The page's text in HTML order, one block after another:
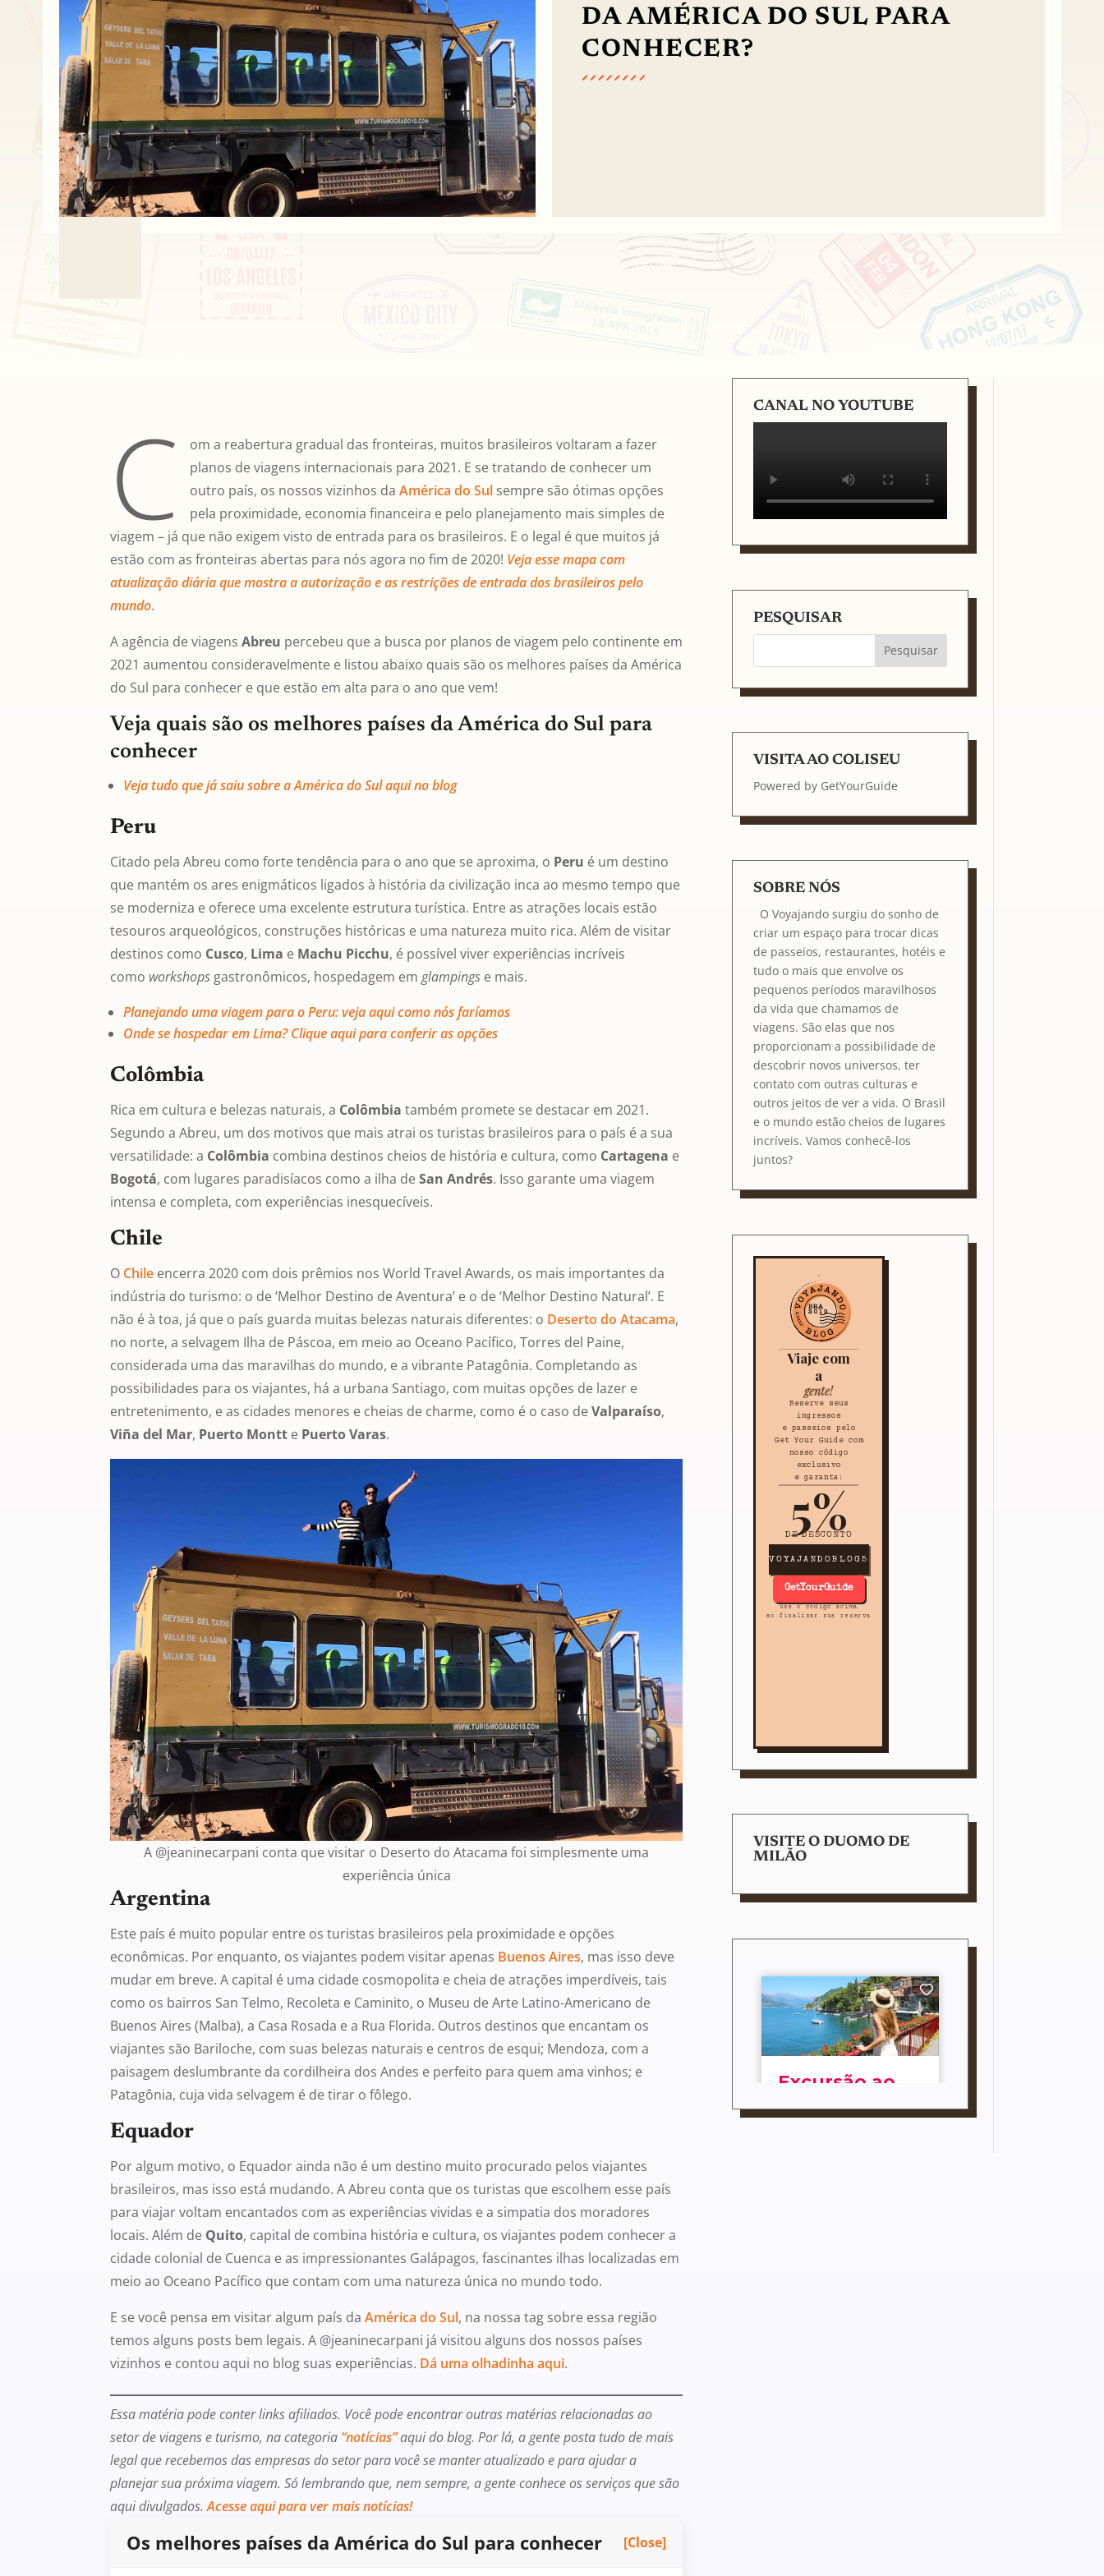
DA AMÉRICA DO SUL PARA
CONHECER?
C
om a reabertura gradual das fronteiras, muitos brasileiros voltaram a fazer
planos de viagens internacionais para 2021. E se tratando de conhecer um
outro país, os nossos vizinhos da América do Sulsempre são ótimas opções
pela proximidade, economia financeira e pelo planejamento mais simples de
viagem – já que não exigem visto de entrada para os brasileiros. E o legal é que muitos já
estão com as fronteiras abertas para nós agora no fim de 2020! Veja esse mapa com
atualização diária que mostra a autorização e as restrições de entrada dos brasileiros pelo
mundo.
A agência de viagensAbreu percebeu que a busca por planos de viagem pelo continente em
2021 aumentou consideravelmente e listou abaixo quais são os melhores países da América
do Sul para conhecer e que estão em alta para o ano que vem!
Veja quais são os melhores países da América do Sul para
conhecer
Veja tudo que já saiu sobre a América do Sul aqui no blog
Peru
Citado pela Abreu como forte tendência para o ano que se aproxima, o Peru é um destino
que mantém os ares enigmáticos ligados à história da civilização inca ao mesmo tempo que
se moderniza e oferece uma excelente estrutura turística. Entre as atrações locais estão
tesouros arqueológicos, construções históricas e uma natureza muito rica. Além de visitar
destinos como Cusco, Lima e Machu Picchu, é possível viver experiências incríveis
como workshopsgastronômicos, hospedagem emglampings e mais.
Planejando uma viagem para o Peru: veja aqui como nós faríamos
Onde se hospedar em Lima? Clique aqui para conferir as opções
Colômbia
Rica em cultura e belezas naturais, a Colômbia também promete se destacar em 2021.
Segundo a Abreu, um dos motivos que mais atrai os turistas brasileiros para o país é a sua
versatilidade: a Colômbia combina destinos cheios de história e cultura, como Cartagena e
Bogotá, com lugares paradisíacos como a ilha deSan Andrés. Isso garante uma viagem
intensa e completa, com experiências inesquecíveis.
Chile
O Chile encerra 2020 com dois prêmios nos World Travel Awards, os mais importantes da
indústria do turismo: o de ‘Melhor Destino de Aventura’ e o de ‘Melhor Destino Natural’. E
não é à toa, já que o país guarda muitas belezas naturais diferentes: o Deserto do Atacama,
no norte, a selvagem Ilha de Páscoa, em meio ao Oceano Pacífico, Torres del Paine,
considerada uma das maravilhas do mundo, e a vibrante Patagônia. Completando as
possibilidades para os viajantes, há a urbana Santiago, com muitas opções de lazer e
entretenimento, e as cidades menores e cheias de charme, como é o caso deValparaíso,
Viña del Mar, Puerto Montt e Puerto Varas.
A @jeaninecarpani conta que visitar o Deserto do Atacama foi simplesmente uma
experiência única
Argentina
Este país é muito popular entre os turistas brasileiros pela proximidade e opções
econômicas. Por enquanto, os viajantes podem visitar apenas Buenos Aires, mas isso deve
mudar em breve. A capital é uma cidade cosmopolita e cheia de atrações imperdíveis, tais
como os bairros San Telmo, Recoleta e Caminito, o Museu de Arte Latino-Americano de
Buenos Aires (Malba), a Casa Rosada e a Rua Florida. Outros destinos que encantam os
viajantes são Bariloche, com suas belezas naturais e centros de esqui; Mendoza, com a
paisagem deslumbrante da cordilheira dos Andes e perfeito para quem ama vinhos; e
Patagônia, cuja vida selvagem é de tirar o fôlego.
Equador
Por algum motivo, o Equador ainda não é um destino muito procurado pelos viajantes
brasileiros, mas isso está mudando. A Abreu conta que os turistas que escolhem esse país
para viajar voltam encantados com as experiências vividas e a simpatia dos moradores
locais. Além de Quito, capital de combina história e cultura, os viajantes podem conhecer a
cidade colonial de Cuenca e as impressionantes Galápagos, fascinantes ilhas localizadas em
meio ao Oceano Pacífico que contam com uma natureza única no mundo todo.
E se você pensa em visitar algum país daAmérica do Sul, na nossa tag sobre essa região
temos alguns posts bem legais. A @jeaninecarpani já visitou alguns dos nossos países
vizinhos e contou aqui no blog suas experiências. Dá uma olhadinha aqui.
Essa matéria pode conter links afiliados. Você pode encontrar outras matérias relacionadas ao
setor de viagens e turismo, na categoria “notícias”aqui do blog. Por lá, a gente posta tudo de mais
legal que recebemos das empresas do setor para você se manter atualizado e para ajudar a
planejar sua próxima viagem. Só lembrando que, nem sempre, a gente conhece os serviços que são
aqui divulgados.Acesse aqui para ver mais notícias!
Os melhores países da América do Sul para conhecer [Close]
CANAL NO YOUTUBE
PESQUISAR
VISITA AO COLISEU
Powered by GetYourGuide
SOBRE NÓS
O Voyajando surgiu do sonho de
criar um espaço para trocar dicas
de passeios, restaurantes, hotéis e
tudo o mais que envolve os
pequenos períodos maravilhosos
da vida que chamamos de
viagens. São elas que nos
proporcionam a possibilidade de
descobrir novos universos, ter
contato com outras culturas e
outros jeitos de ver a vida. O Brasil
e o mundo estão cheios de lugares
incríveis. Vamos conhecê-los
juntos?
Viaje com
a
gente!
Reserve seus
ingressos
e passeios pelo
Get Your Guide com
nosso código
exclusivo
e garanta:
5%
DE DESCONTO
VOYAJANDOBLOG5
GetYourGuide
use o código acima
ao finalizar sua reserva
VISITE O DUOMO DE
MILÃO